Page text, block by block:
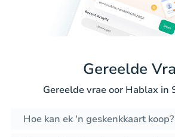
Gereelde
Gereelde vrae oor Hablax in
Hoe kan ek 'n geskenkkaart koop?